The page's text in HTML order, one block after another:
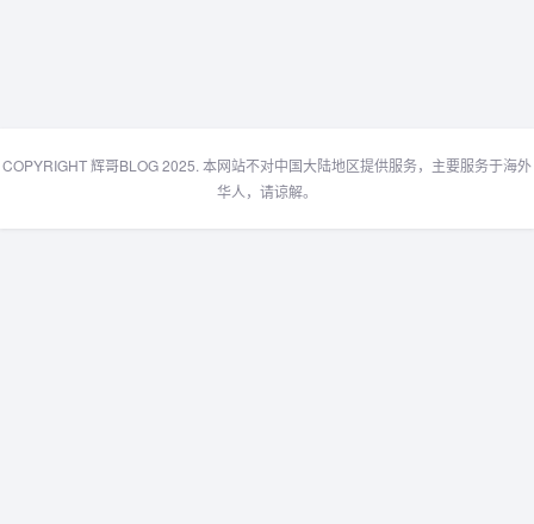
COPYRIGHT 辉哥BLOG 2025. 本网站不对中国大陆地区提供服务，主要服务于海外
华人，请谅解。